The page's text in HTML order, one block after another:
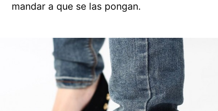
mandar a que se las pongan.